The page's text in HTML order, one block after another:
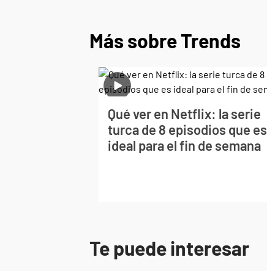
Más sobre Trends
Qué ver en Netflix: la serie
turca de 8 episodios que es
ideal para el fin de semana
Te puede interesar